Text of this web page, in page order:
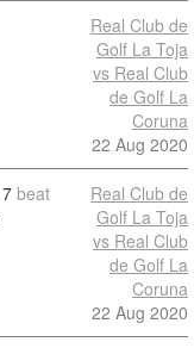
Real Club de
Golf La Toja
vs Real Club
de Golf La
Coruna
22 Aug 2020
7 beat
Real Club de
Golf La Toja
vs Real Club
de Golf La
Coruna
22 Aug 2020